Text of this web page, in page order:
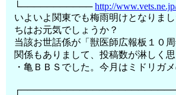
└───────────http://
いよいよ関東でも梅雨明けとなりま
ちはお元気でしょうか？
当該お世話係が「獣医師広報板１０
関係もありまして、投稿数が淋しく
・亀ＢＢＳでした。今月はミドリガ